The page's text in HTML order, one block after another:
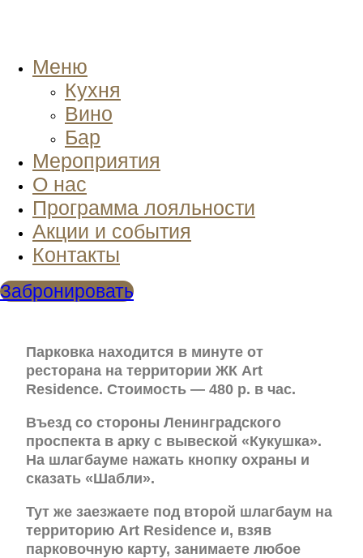
Меню
Кухня
Вино
Бар
Мероприятия
О нас
Программа лояльности
Акции и события
Контакты
Забронировать
Парковка находится в минуте от
ресторана на территории ЖК Art
Residence. Стоимость — 480 р. в час.
Въезд со стороны Ленинградского
проспекта в арку с вывеской «Кукушка».
На шлагбауме нажать кнопку охраны и
сказать «Шабли».
Тут же заезжаете под второй шлагбаум на
территорию Art Residence и, взяв
парковочную карту, занимаете любое